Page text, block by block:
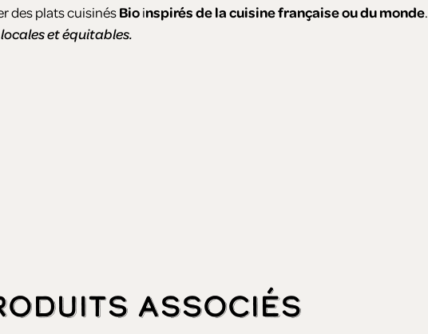
des plats cuisinésBioinspirés de la cuisine française ou du monde.
et équitables.
associés